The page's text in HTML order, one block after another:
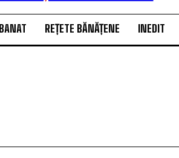
REȚETE BĂNĂȚENE INEDIT